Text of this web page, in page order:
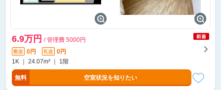
6.9万円 / 管理費 5000円
敷金 0円 礼金
0円
1K ｜ 24.07m² ｜ 1階
無料 空室状況を知りたい